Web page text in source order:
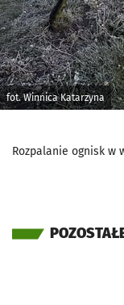
fot. Winnica Katarzyna
Rozpalanie ognisk w